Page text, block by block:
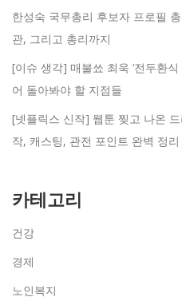
한성숙 국무총리 후보자 프로필
관, 그리고 총리까지
[이슈 생각] 매불쑈 최욱 ‘전두환
어 돌아봐야 할 지점들
[넷플릭스 신작] 웹툰 찢고 나온 드
작, 캐스팅, 관전 포인트 완벽 정리
카테고리
건강
경제
노인복지